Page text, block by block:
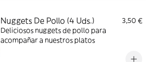
Nuggets De Pollo (4 Uds.)
3,50 €
Deliciosos nuggets de pollo para
acompañar a nuestros platos